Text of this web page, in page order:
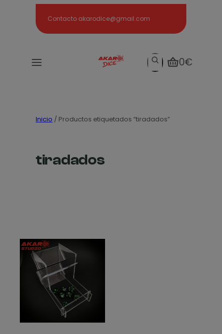
Contacto akarodice@gmail.com
Search0€
Inicio / Productos etiquetados “tiradados”
tiradados